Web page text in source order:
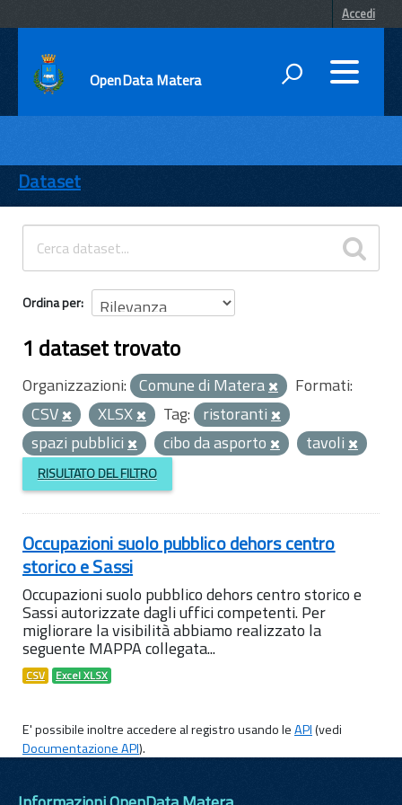
Accedi
OpenData Matera
ENTI
TEMI
INFORMAZIONI
Dataset
Ordina per
1 dataset trovato
Organizzazioni: Comune di Matera
Formati:
CSV
XLSX Tag: ristoranti
spazi pubblici
cibo da asporto tavoli
RISULTATO DEL FILTRO
Occupazioni suolo pubblico dehors centro
storico e Sassi
Occupazioni suolo pubblico dehors centro storico e
Sassi autorizzate dagli uffici competenti. Per
migliorare la visibilità abbiamo realizzato la
seguente MAPPA collegata...
CSV Excel XLSX
E' possibile inoltre accedere al registro usando leAPI(vedi
Documentazione API).